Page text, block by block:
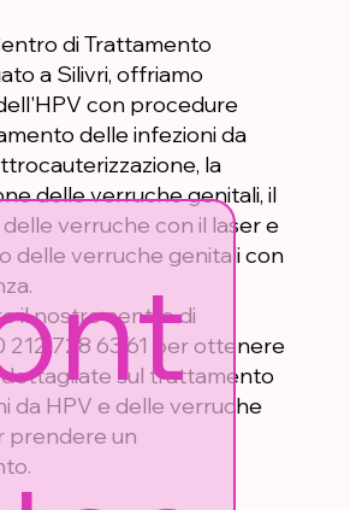
di Trattamento
a Silivri, offriamo
con procedure
delle infezioni da
la
delle verruche genitali, il
verruche con il laser e
delle verruche genitali con
il nostro centro di
212 728 63 61 per ottenere
sul trattamento
da HPV e delle verruche
prendere un